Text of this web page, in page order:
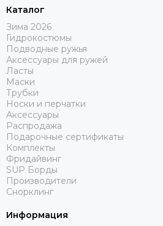
Каталог
Зима 2026
Гидрокостюмы
Подводные ружья
Аксессуары для ружей
Ласты
Маски
Трубки
Носки и перчатки
Аксессуары
Распродажа
Подарочные сертификаты
Комплекты
Фридайвинг
SUP Борды
Производители
Снорклинг
Информация